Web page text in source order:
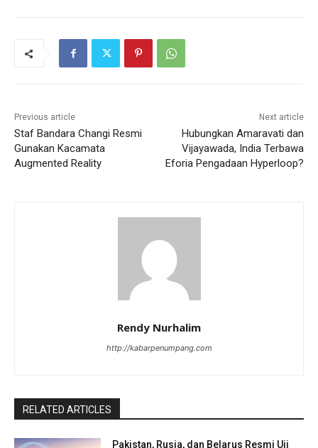
Previous article
Staf Bandara Changi Resmi
Gunakan Kacamata
Augmented Reality
Next article
Hubungkan Amaravati dan
Vijayawada, India Terbawa
Eforia Pengadaan Hyperloop?
Rendy Nurhalim
http://kabarpenumpang.com
RELATED ARTICLES
Pakistan, Rusia, dan Belarus Resmi Uji